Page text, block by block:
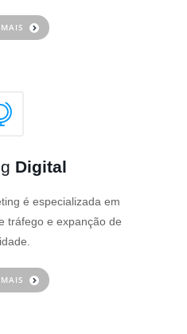
Digital
é especializada em
tráfego e expanção de